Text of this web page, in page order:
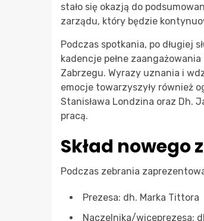
stało się okazją do
zarządu, który będzie
Podczas spotkania, po długiej
kadencje pełne
Zabrzegu. Wyrazy uznania i
emocje towarzyszyły również
Stanisława Londzina oraz Dh.
pracą.
Skład nowego
Podczas zebrania
Prezesa: dh. Marka Tittora
Naczelnika/wiceprezesa: